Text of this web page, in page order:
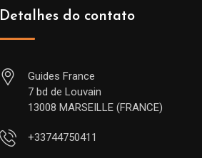
Detalhes do contato
Guides France
7 bd de Louvain
13008 MARSEILLE (FRANCE)
+33744750411